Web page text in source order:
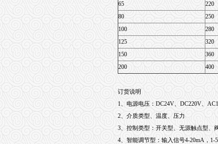
65
220
80
250
100
280
125
320
150
360
200
400
订货说明
1、电源电压：DC24V、DC220V、
2、介质类型、温度、压力
3、控制类型：开关型、无源触点型、
4、智能调节型：输入信号4-20mA，